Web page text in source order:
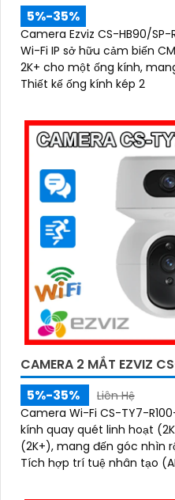
5%-35%
Camera Ezviz CS-HB90/
Wi-Fi IP sở hữu cảm biến
2K+ cho một ống kính,
Thiết kế ống kính kép 2
CAMERA 2 MẮT EZVIZ
5%-35%
Liên Hệ
Camera Wi-Fi CS-TY7-
kính quay quét linh hoạt
(2K+), mang đến góc nhìn
Tích hợp trí tuệ nhân tạo